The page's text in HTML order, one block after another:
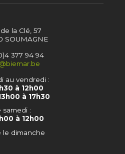
la Clé, 57
SOUMAGNE
377 94 94
au vendredi :
à 12h00
à 17h30
samedi :
à 12h00
le dimanche